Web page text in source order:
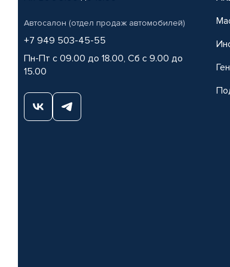
Автосалон (отдел продаж автомобилей)
+7 949 503-45-55
Пн-Пт с 09.00 до 18.00, Сб с 9.00 до
15.00